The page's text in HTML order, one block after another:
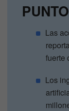
Las
fuerte
Los